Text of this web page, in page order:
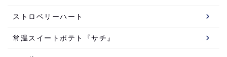
ストロベリーハート
常温スイートポテト『サチ』